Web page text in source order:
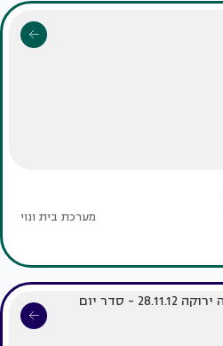
מערכת בית ונוי